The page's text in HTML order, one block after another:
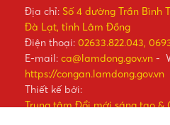
Địa chỉ: Số 4 đường Trần Bình
Đà Lạt, tỉnh Lâm Đồng
Điện thoại: 02633.822.043,
E-mail: ca@lamdong.gov.vn -
https://congan.lamdong.gov.vn
Thiết kế bởi:
Trung tâm Đổi mới sáng tạo &